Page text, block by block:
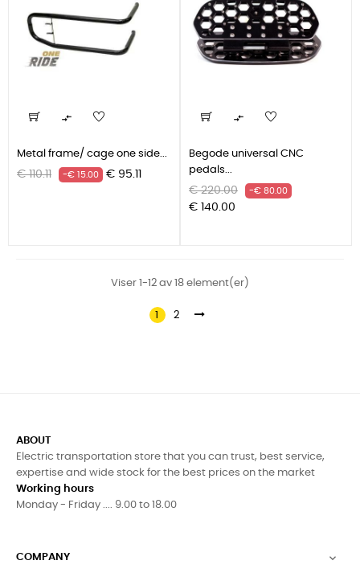

Metal frame/ cage one side...
Grunnpris
€ 110.11 -€ 15.00 Pris
€ 95.11

Begode universal CNC
pedals...
Grunnpris
€ 220.00 -€ 80.00 Pris
€ 140.00
Viser 1-12 av 18 element(er)
1 2
ABOUT
Electric transportation store that you can trust, best service,
expertise and wide stock for the best prices on the market
Working hours
Monday - Friday .... 9.00 to 18.00
COMPANY 